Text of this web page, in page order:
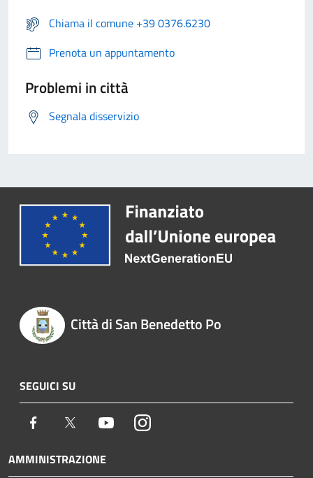
Chiama il comune +39 0376.6230
Prenota un appuntamento
Problemi in città
Segnala disservizio
Città di San Benedetto Po
SEGUICI SU
Facebook Twitter YoutubeInstagram
AMMINISTRAZIONE